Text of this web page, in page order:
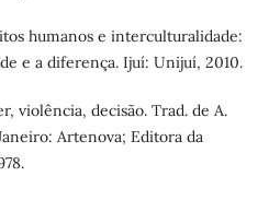
humanos e interculturalidade:
e a diferença. Ijuí: Unijuí, 2010.
violência, decisão. Trad. de A.
Artenova; Editora da